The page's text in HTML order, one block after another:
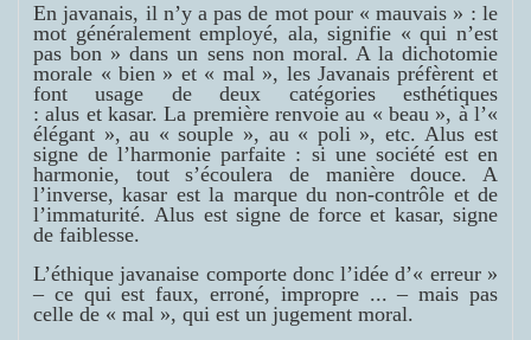
En javanais, il n’y a pas de mot pour « mauvais » : le
mot généralement employé, ala, signifie « qui n’est
pas bon » dans un sens non moral. A la dichotomie
morale « bien » et « mal », les Javanais préfèrent et
font usage de deux catégories esthétiques
:alus etkasar. La première renvoie au « beau », à l’«
élégant », au « souple », au « poli », etc.Alus est
signe de l’harmonie parfaite : si une société est en
harmonie, tout s’écoulera de manière douce. A
l’inverse,kasar est la marque du non-contrôle et de
l’immaturité.Alus est signe de force et kasar, signe
de faiblesse.
L’éthique javanaise comporte donc l’idée d’« erreur »
– ce qui est faux, erroné, impropre ... – mais pas
celle de « mal », qui est un jugement moral.